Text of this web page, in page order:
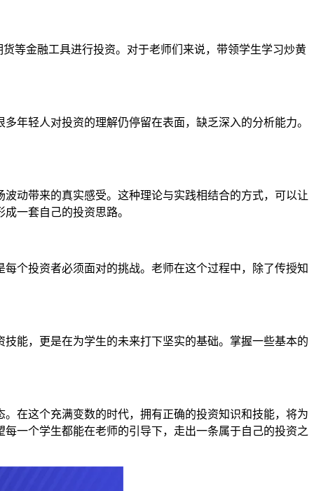
等金融工具进行投资。对于老师们来说，带领学生学习炒黄
年轻人对投资的理解仍停留在表面，缺乏深入的分析能力。
动带来的真实感受。这种理论与实践相结合的方式，可以让
一套自己的投资思路。
个投资者必须面对的挑战。老师在这个过程中，除了传授知
能，更是在为学生的未来打下坚实的基础。掌握一些基本的
在这个充满变数的时代，拥有正确的投资知识和技能，将为
一个学生都能在老师的引导下，走出一条属于自己的投资之